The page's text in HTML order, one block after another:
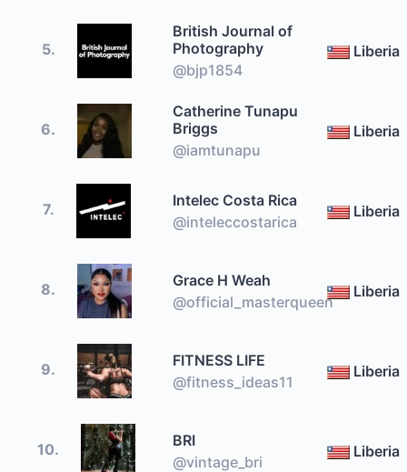
5.
British Journal of
Photography
@bjp1854
Liberia
6.
Catherine Tunapu
Briggs
@iamtunapu
Liberia
7.
Intelec Costa Rica
@inteleccostarica
Liberia
8.
Grace H Weah
@official_masterqueen
Liberia
9.
FITNESS LIFE
@fitness_ideas11
Liberia
10.
BRI
@vintage_bri
Liberia